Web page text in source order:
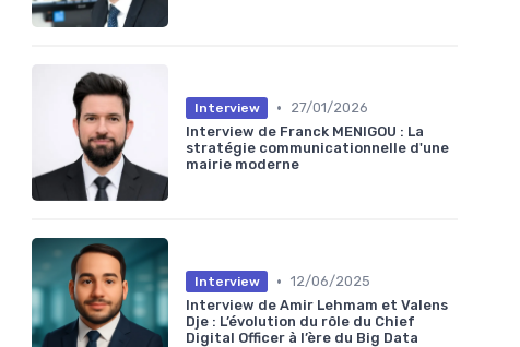
Interview •
27/01/2026
Interview de Franck MENIGOU : La
stratégie communicationnelle d'une
mairie moderne
Interview • 12/06/2025
Interview de Amir Lehmam et Valens
Dje : L’évolution du rôle du Chief
Digital Officer à l’ère du Big Data